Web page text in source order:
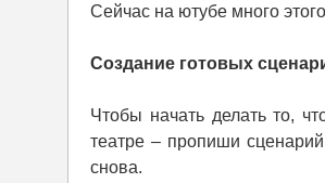
Сейчас на ютубе много
Создание готовых
Чтобы начать делать то,
театре – пропиши
снова.